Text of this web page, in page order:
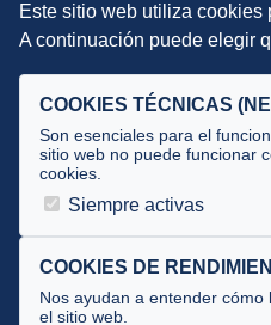
DIRECCIÓN TÉCNICA
Selecciones
Tecnificación
JUECES Y OFICIALES
Documentos
Cursos
Este sitio web utiliza cookies
A continuación puede elegir
COOKIES TÉCNICAS
Son esenciales para el
sitio web no puede funcionar
cookies.
Siempre activas
COOKIES DE
Nos ayudan a entender
el sitio web.